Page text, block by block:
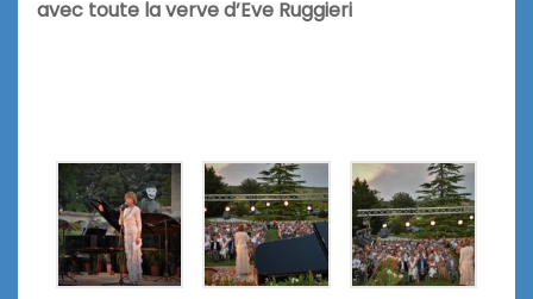
avec toute la verve d’Eve Ruggieri